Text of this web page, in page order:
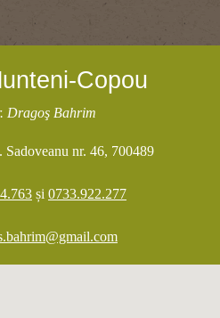
Copou
Dragoş Bahrim
Sadoveanu nr. 46, 700489
și 0733.922.277